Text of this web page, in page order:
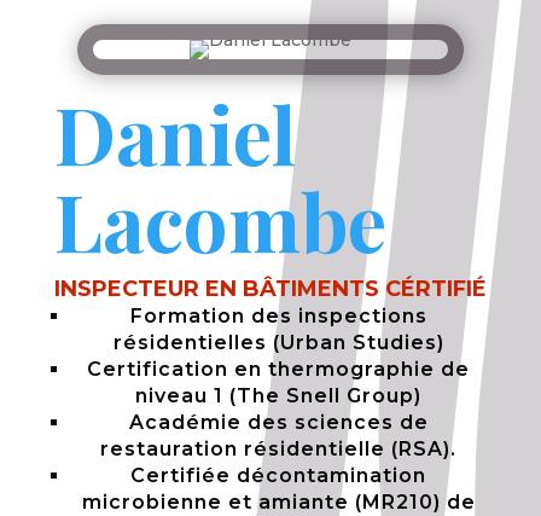
Daniel
Lacombe
INSPECTEUR EN BÂTIMENTS CÉRTIFIÉ
Formation des inspections
résidentielles (Urban Studies)
Certification en thermographie de
niveau 1 (The Snell Group)
Académie des sciences de
restauration résidentielle (RSA).
Certifiée décontamination
microbienne et amiante (MR210) de